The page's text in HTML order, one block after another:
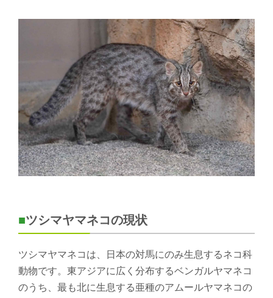
■ツシマヤマネコの現状
ツシマヤマネコは、日本の対馬にのみ生息するネコ科
動物です。東アジアに広く分布するベンガルヤマネコ
のうち、最も北に生息する亜種のアムールヤマネコの